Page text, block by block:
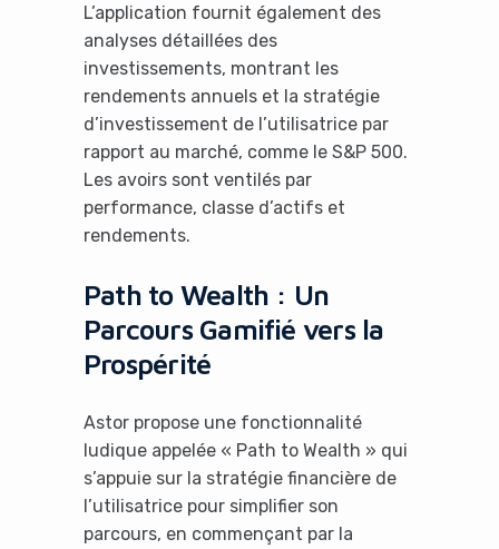
L’application fournit également des
analyses détaillées des
investissements, montrant les
rendements annuels et la stratégie
d’investissement de l’utilisatrice par
rapport au marché, comme le S&P 500.
Les avoirs sont ventilés par
performance, classe d’actifs et
rendements.
Path to Wealth : Un
Parcours Gamifié vers la
Prospérité
Astor propose une fonctionnalité
ludique appelée « Path to Wealth » qui
s’appuie sur la stratégie financière de
l’utilisatrice pour simplifier son
parcours, en commençant par la